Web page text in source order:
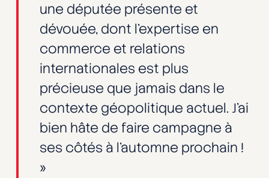
une députée présente et
dévouée, dont l’expertise en
commerce et relations
internationales est plus
précieuse que jamais dans le
contexte géopolitique actuel. J’ai
bien hâte de faire campagne à
ses côtés à l’automne prochain !
»